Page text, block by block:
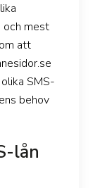
och mest
att
SMS-
behov
lån